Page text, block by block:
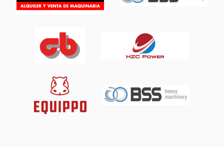
Screen Imagesetter
Seitz Filter
Smv Reachstacker
Terex Minidumper